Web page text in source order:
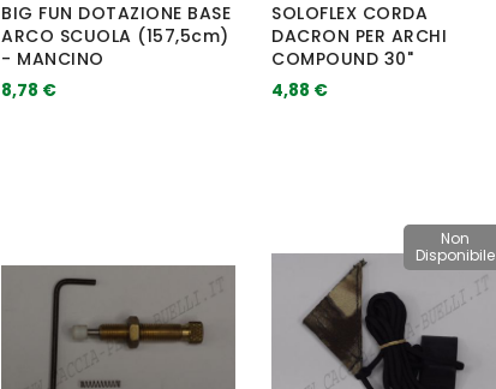
BIG FUN DOTAZIONE BASE
ARCO SCUOLA (157,5cm)
- MANCINO
8,78 €
SOLOFLEX CORDA
DACRON PER ARCHI
COMPOUND 30"
4,88 €
Non
Disponibile